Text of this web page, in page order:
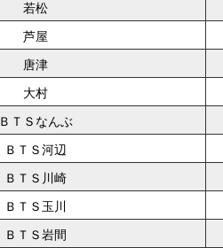
若松
芦屋
唐津
大村
ＢＴＳなんぶ
ＢＴＳ河辺
ＢＴＳ川崎
ＢＴＳ玉川
ＢＴＳ岩間